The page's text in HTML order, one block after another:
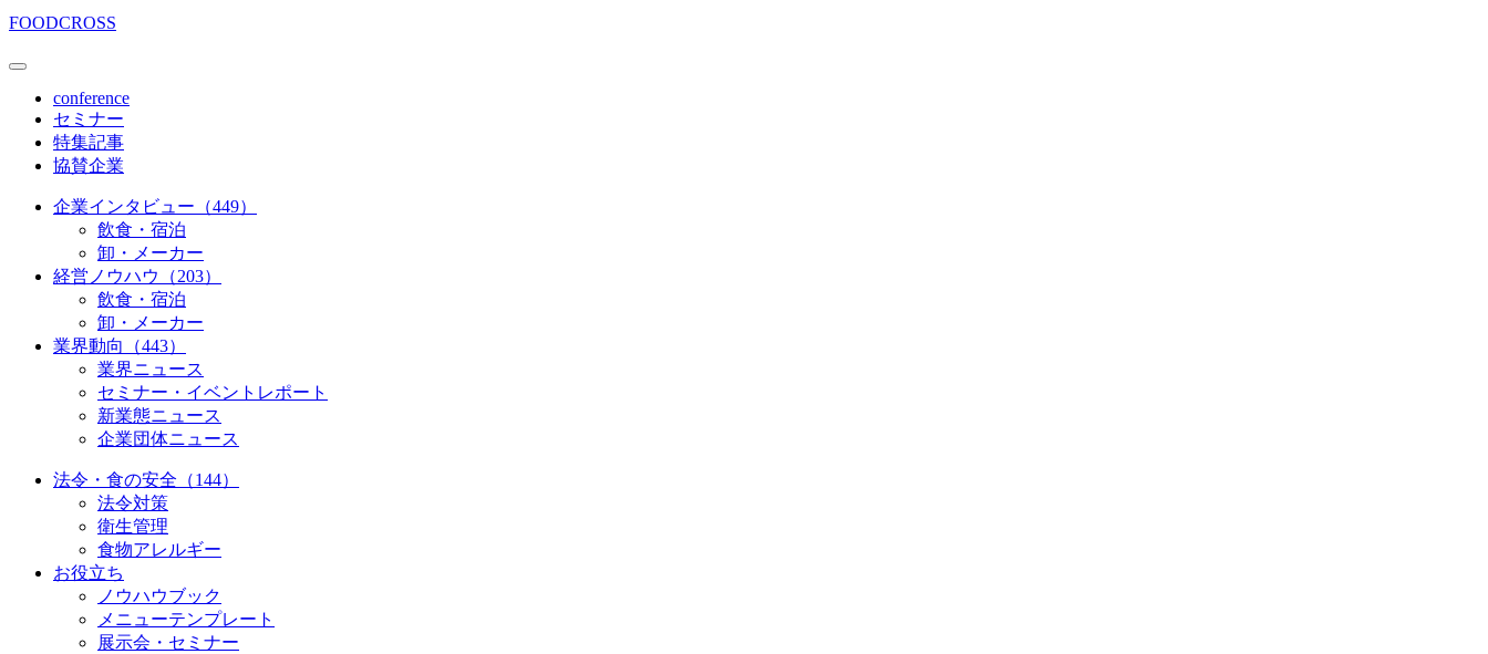
FOODCROSS
conference
セミナー
特集記事
協賛企業
企業インタビュー（449）
飲食・宿泊
卸・メーカー
経営ノウハウ（203）
飲食・宿泊
卸・メーカー
業界動向（443）
業界ニュース
セミナー・イベントレポート
新業態ニュース
企業団体ニュース
法令・食の安全（144）
法令対策
衛生管理
食物アレルギー
お役立ち
ノウハウブック
メニューテンプレート
展示会・セミナー